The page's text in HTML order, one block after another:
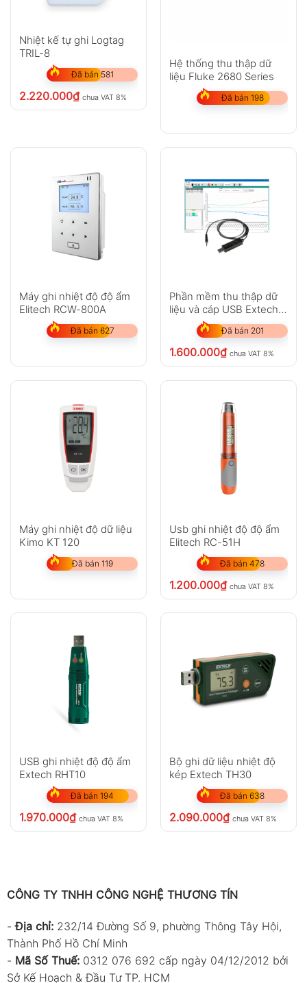
Nhiệt kế tự ghi Logtag
TRIL-8
Đã bán 581
2.220.000₫ chưa VAT 8%
Hệ thống thu thập dữ
liệu Fluke 2680 Series
Đã bán 198
Máy ghi nhiệt độ độ ẩm
Elitech RCW-800A
Đã bán 627
Phần mềm thu thập dữ
liệu và cáp USB Extech
407001-PRO
Đã bán 201
1.600.000₫ chưa VAT 8%
Máy ghi nhiệt độ dữ liệu
Kimo KT 120
Đã bán 119
Usb ghi nhiệt độ độ ẩm
Elitech RC-51H
Đã bán 478
1.200.000₫ chưa VAT 8%
USB ghi nhiệt độ độ ẩm
Extech RHT10
Đã bán 194
1.970.000₫ chưa VAT 8%
Bộ ghi dữ liệu nhiệt độ
kép Extech TH30
Đã bán 638
2.090.000₫ chưa VAT 8%
CÔNG TY TNHH CÔNG NGHỆ THƯƠNG TÍN
-Địa chỉ: 232/14 Đường Số 9, phường Thông Tây Hội,
Thành Phố Hồ Chí Minh
- Mã Số Thuế: 0312 076 692 cấp ngày 04/12/2012 bởi
Sở Kế Hoạch & Đầu Tư TP. HCM